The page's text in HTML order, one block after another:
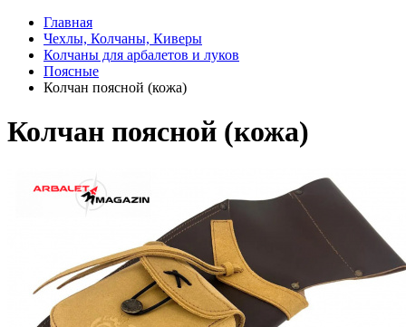
Главная
Чехлы, Колчаны, Киверы
Колчаны для арбалетов и луков
Поясные
Колчан поясной (кожа)
Колчан поясной (кожа)